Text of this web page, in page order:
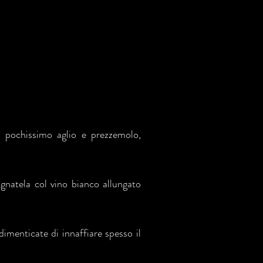
aglio e prezzemolo,
col vino bianco allungato
di innaffiare spesso il